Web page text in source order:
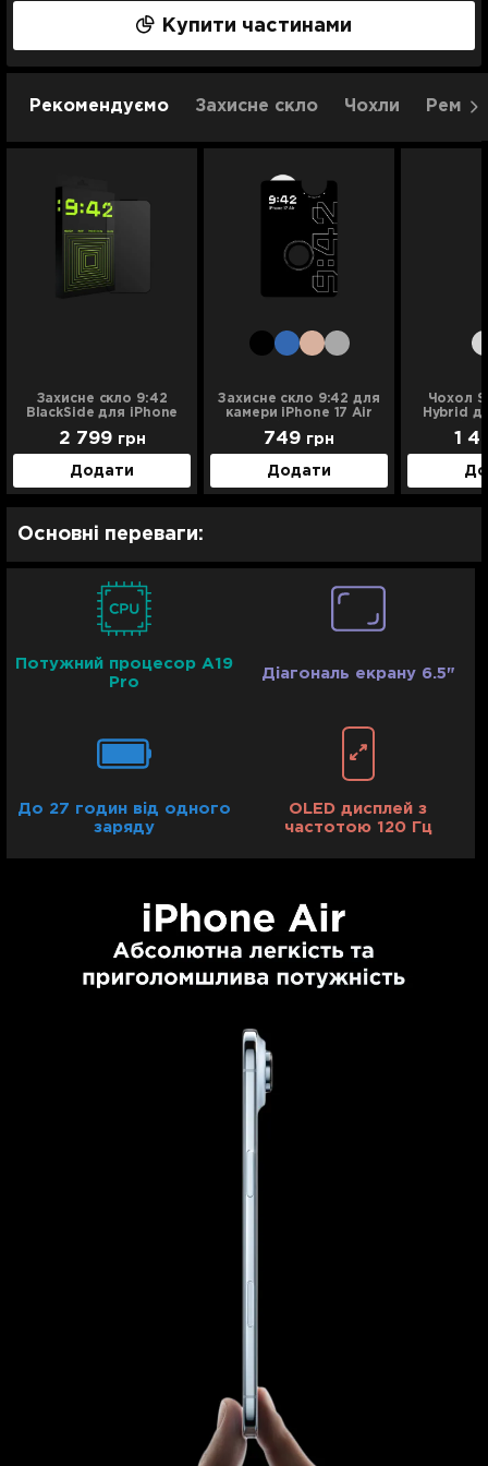
Купити частинами
Рекомендуємо Захисне скло Чохли
Захисне скло 9:42
BlackSide для iPhone
2 799 грн
Додати
Захисне скло 9:42 для
камери iPhone 17 Air
749 грн
Додати
Чохол
Hybrid
1
Основні переваги:
Потужний процесор A19
Pro
Діагональ екрану 6.5"
До 27 годин від одного
заряду
OLED дисплей з
частотою 120 Гц